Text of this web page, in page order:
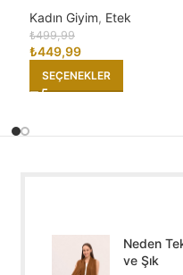
Kadın Giyim, Etek
₺499,99
₺449,99
SEÇENEKLER
Neden
ve Şık